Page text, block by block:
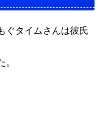
ぐタイムさんは彼氏